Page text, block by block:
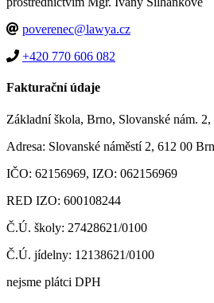
poverenec@lawya.cz
+420 770 606 082
Fakturační údaje
Základní škola, Brno, Slovanské nám.
Adresa: Slovanské náměstí 2, 612 00
IČO: 62156969, IZO: 062156969
RED IZO: 600108244
Č.Ú. školy: 27428621/0100
Č.Ú. jídelny: 12138621/0100
nejsme plátci DPH